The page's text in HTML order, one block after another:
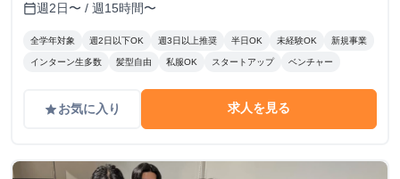
calendar_today週2日〜 / 週15時間〜
全学年対象 週2日以下OK 週3日以上推奨 半日OK 未経験OK 新規事業
インターン生多数 髪型自由 私服OK スタートアップ ベンチャー
gradeお気に入り 求人を見る